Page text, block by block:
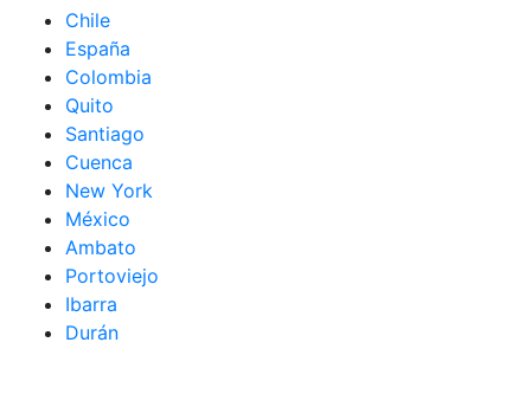
Chile
España
Colombia
Quito
Santiago
Cuenca
New York
México
Ambato
Portoviejo
Ibarra
Durán